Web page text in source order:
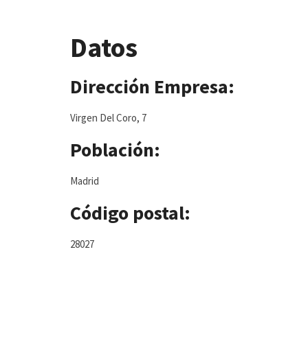
Datos
Dirección Empresa:
Virgen Del Coro, 7
Población:
Madrid
Código postal:
28027